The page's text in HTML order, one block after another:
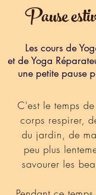
Pause
Les cours de
et de Yoga
une petite pause
C'est le temps
corps respirer,
du jardin, de
peu plus
savourer les